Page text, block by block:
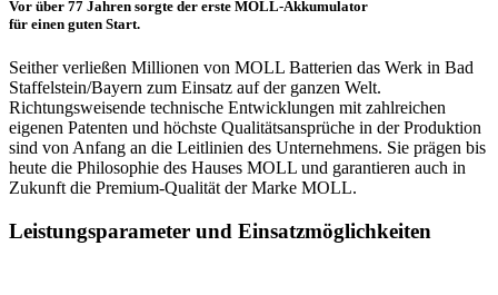
Vor über 77 Jahren sorgte der erste MOLL-Akkumulator
für einen guten Start.
Seither verließen Millionen von MOLL Batterien das Werk in Bad
Staffelstein/Bayern zum Einsatz auf der ganzen Welt.
Richtungsweisende technische Entwicklungen mit zahlreichen
eigenen Patenten und höchste Qualitätsansprüche in der Produktion
sind von Anfang an die Leitlinien des Unternehmens. Sie prägen bis
heute die Philosophie des Hauses MOLL und garantieren auch in
Zukunft die Premium-Qualität der Marke MOLL.
Leistungsparameter und Einsatzmöglichkeiten